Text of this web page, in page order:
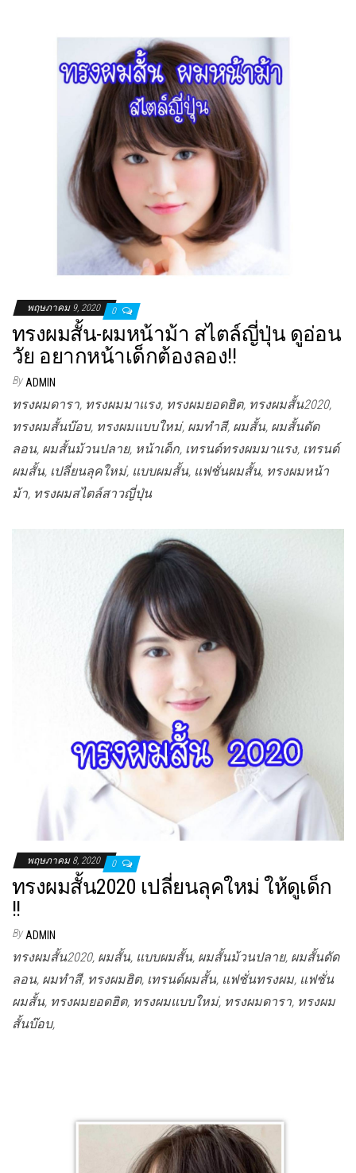
พฤษภาคม 9, 2020 0
ทรงผมสั้น-ผมหน้าม้า สไตล์ญี่ปุ่น ดูอ่อน
วัย อยากหน้าเด็กต้องลอง!!
By ADMIN
ทรงผมดารา, ทรงผมมาแรง, ทรงผมยอดฮิต, ทรงผมสั้น2020,
ทรงผมสั้นบ๊อบ, ทรงผมแบบใหม่, ผมทำสี, ผมสั้น, ผมสั้นดัด
ลอน, ผมสั้นม้วนปลาย, หน้าเด็ก, เทรนด์ทรงผมมาแรง, เทรนด์
ผมสั้น, เปลี่ยนลุคใหม่, แบบผมสั้น, แฟชั่นผมสั้น, ทรงผมหน้า
ม้า, ทรงผมสไตล์สาวญี่ปุ่น
พฤษภาคม 8, 2020 0
ทรงผมสั้น2020 เปลี่ยนลุคใหม่ ให้ดูเด็ก
!!
By ADMIN
ทรงผมสั้น2020, ผมสั้น, แบบผมสั้น, ผมสั้นม้วนปลาย, ผมสั้นดัด
ลอน, ผมทำสี, ทรงผมฮิต, เทรนด์ผมสั้น, แฟชั่นทรงผม, แฟชั่น
ผมสั้น, ทรงผมยอดฮิต, ทรงผมแบบใหม่, ทรงผมดารา, ทรงผม
สั้นบ๊อบ,